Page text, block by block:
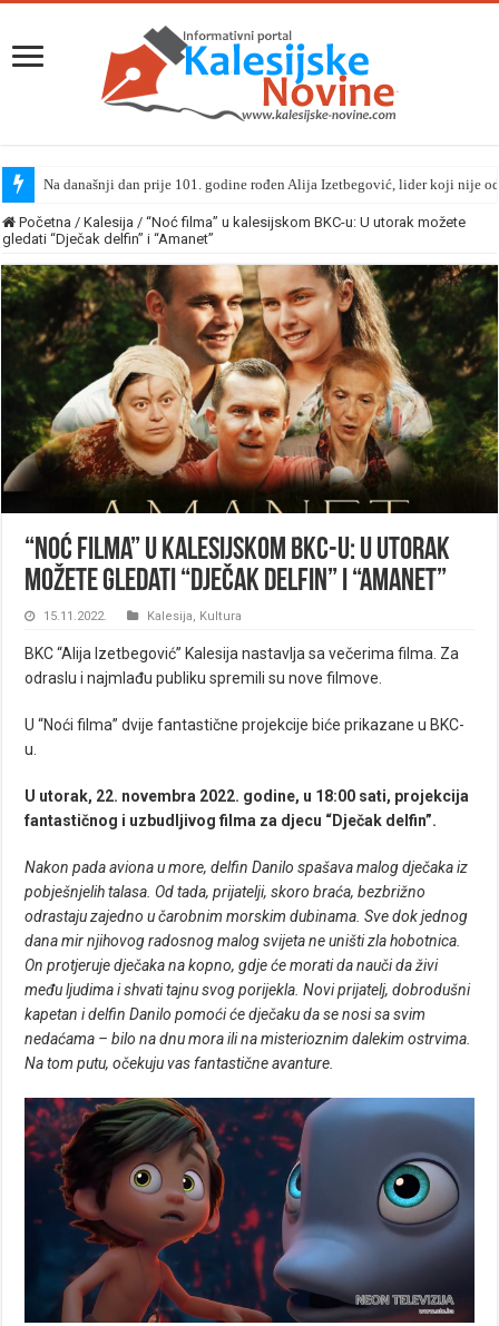
Na današnji dan prije 101. godine rođen Alija Izetbegović, lider koji nije
Početna / Kalesija / “Noć filma” u kalesijskom BKC-u: U utorak možete
gledati “Dječak delfin” i “Amanet”
“Noć filma” u kalesijskom BKC-u: U utorak
možete gledati “Dječak delfin” i “Amanet”
15.11.2022. Kalesija, Kultura
BKC “Alija Izetbegović” Kalesija nastavlja sa večerima filma. Za
odraslu i najmlađu publiku spremili su nove filmove.
U “Noći filma” dvije fantastične projekcije biće prikazane u BKC-
u.
U utorak, 22. novembra 2022. godine, u 18:00 sati, projekcija
fantastičnog i uzbudljivog filma za djecu “Dječak delfin”.
Nakon pada aviona u more, delfin Danilo spašava malog dječaka iz
pobješnjelih talasa. Od tada, prijatelji, skoro braća, bezbrižno
odrastaju zajedno u čarobnim morskim dubinama. Sve dok jednog
dana mir njihovog radosnog malog svijeta ne uništi zla hobotnica.
On protjeruje dječaka na kopno, gdje će morati da nauči da živi
među ljudima i shvati tajnu svog porijekla. Novi prijatelj, dobrodušni
kapetan i delfin Danilo pomoći će dječaku da se nosi sa svim
nedaćama – bilo na dnu mora ili na misterioznim dalekim ostrvima.
Na tom putu, očekuju vas fantastične avanture.